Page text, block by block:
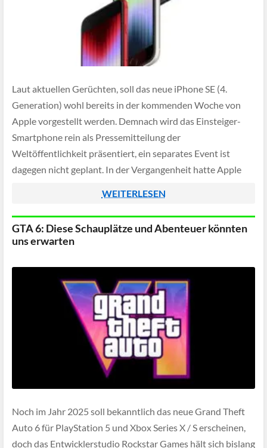
Laut aktuellen Gerüchten, soll das neue iPhone SE (4.
Generation) wohl bereits in der kommenden Woche von
Apple vorgestellt werden. Demnach wird das Einsteiger-
Smartphone rein als Pressemitteilung der
Weltöffentlichkeit präsentiert, ein separates Event ist
dagegen nicht geplant. In der Vergangenheit hatte Apple
Launch" vorgestellt, darunter auch das iPad […]
WEITERLESEN
GTA 6: Diese Schauplätze und Abenteuer könnten
uns erwarten
Noch im Jahr 2025 soll bekanntlich das neue Grand Theft
Auto 6 für PlayStation 5 und Xbox Series X / S erscheinen,
doch das Entwicklerstudio Rockstar Games hält sich bislang